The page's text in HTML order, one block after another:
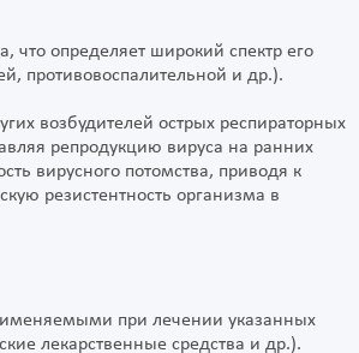
что определяет широкий спектр его
противовоспалительной и др.).
возбудителей острых респираторных
репродукцию вируса на ранних
вирусного потомства, приводя к
резистентность организма в
при лечении указанных
лекарственные средства и др.).